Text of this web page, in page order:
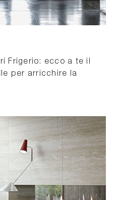
Frigerio: ecco a te il
per arricchire la